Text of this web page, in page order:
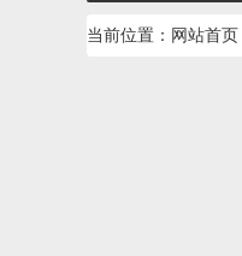
当前位置： 网站首页